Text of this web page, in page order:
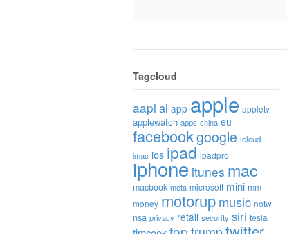
Tagcloud
aapl ai app apple appletv
applewatch apps china eu
facebookgoogle icloud
imac ios ipad ipadpro
iphone itunes mac
macbook meta microsoft mini mm
money motorupmusic notw
nsa privacy retail security siri tesla